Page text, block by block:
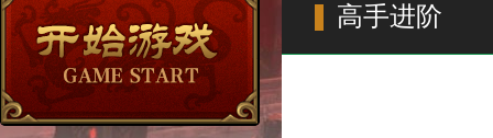
高手进阶